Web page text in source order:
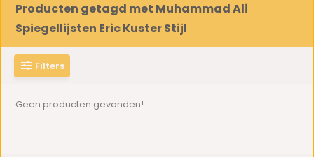
Producten getagd met Muhammad Ali
Spiegellijsten Eric Kuster Stijl
Filters
Geen producten gevonden!...